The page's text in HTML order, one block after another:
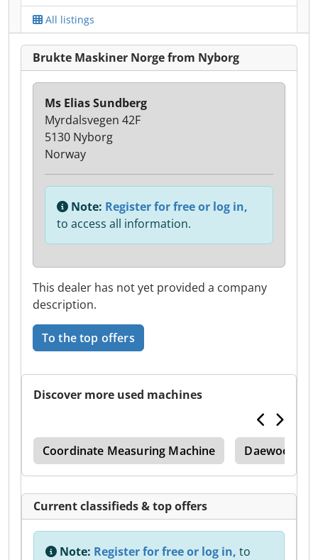
All listings
Brukte Maskiner Norge from Nyborg
This dealer has not yet provided a company
description.
To the top offers
Ms Elias Sundberg
Myrdalsvegen 42F
5130 Nyborg
Norway
Note: Register for free or log in,
to access all information.
Discover more used machines
Coordinate Measuring Machine Daewoo
Current classifieds & top offers
Note: Register for free or log in, to